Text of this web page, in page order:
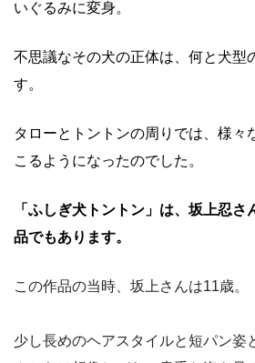
いぐるみに変身。
不思議なその犬の正体は、何と犬型
す。
タローとトントンの周りでは、様々
こるようになったのでした。
「ふしぎ犬トントン」は、坂上忍
品でもあります。
この作品の当時、坂上さんは11歳。
少し長めのヘアスタイルと短パン姿